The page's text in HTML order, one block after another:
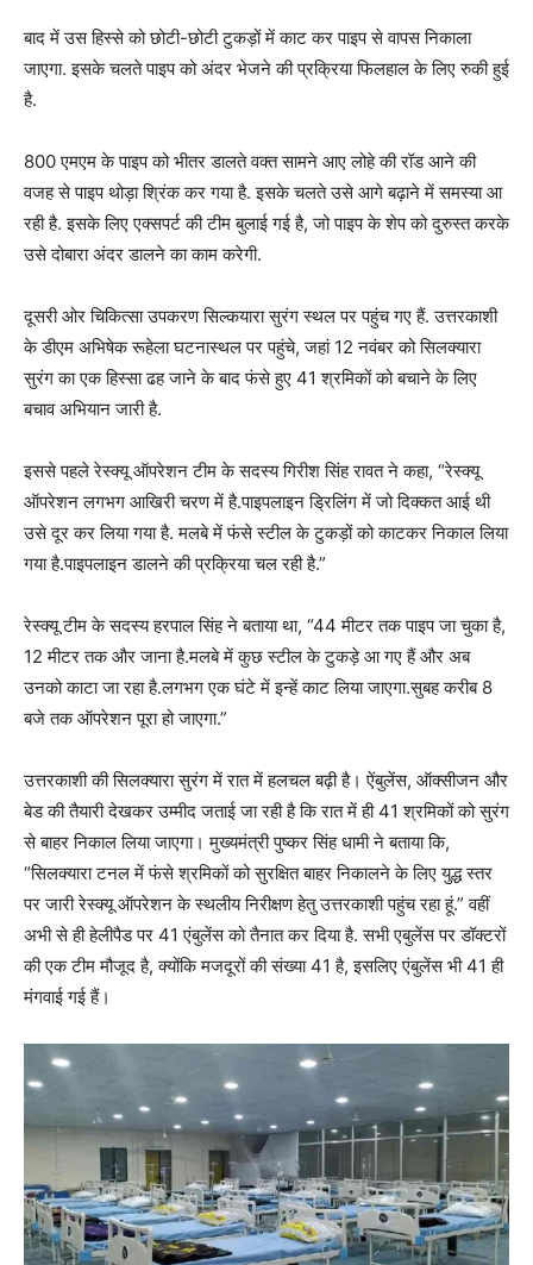
बाद में उस हिस्से को छोटी-छोटी टुकड़ों में काट कर पाइप से वापस निकाला
जाएगा. इसके चलते पाइप को अंदर भेजने की प्रक्रिया फिलहाल के लिए रुकी हुई
है.
800 एमएम के पाइप को भीतर डालते वक्त सामने आए लोहे की रॉड आने की
वजह से पाइप थोड़ा श्रिंक कर गया है. इसके चलते उसे आगे बढ़ाने में समस्या आ
रही है. इसके लिए एक्सपर्ट की टीम बुलाई गई है, जो पाइप के शेप को दुरुस्त करके
उसे दोबारा अंदर डालने का काम करेगी.
दूसरी ओर चिकित्सा उपकरण सिल्कयारा सुरंग स्थल पर पहुंच गए हैं. उत्तरकाशी
के डीएम अभिषेक रूहेला घटनास्थल पर पहुंचे, जहां 12 नवंबर को सिलक्यारा
सुरंग का एक हिस्सा ढह जाने के बाद फंसे हुए 41 श्रमिकों को बचाने के लिए
बचाव अभियान जारी है.
इससे पहले रेस्क्यू ऑपरेशन टीम के सदस्य गिरीश सिंह रावत ने कहा, “रेस्क्यू
ऑपरेशन लगभग आखिरी चरण में है.पाइपलाइन ड्रिलिंग में जो दिक्कत आई थी
उसे दूर कर लिया गया है. मलबे में फंसे स्टील के टुकड़ों को काटकर निकाल लिया
गया है.पाइपलाइन डालने की प्रक्रिया चल रही है.”
रेस्क्यू टीम के सदस्य हरपाल सिंह ने बताया था, “44 मीटर तक पाइप जा चुका है,
12 मीटर तक और जाना है.मलबे में कुछ स्टील के टुकड़े आ गए हैं और अब
उनको काटा जा रहा है.लगभग एक घंटे में इन्हें काट लिया जाएगा.सुबह करीब 8
बजे तक ऑपरेशन पूरा हो जाएगा.”
उत्तरकाशी की सिलक्यारा सुरंग में रात में हलचल बढ़ी है। ऐंबुलेंस, ऑक्सीजन और
बेड की तैयारी देखकर उम्मीद जताई जा रही है कि रात में ही 41 श्रमिकों को सुरंग
से बाहर निकाल लिया जाएगा। मुख्यमंत्री पुष्कर सिंह धामी ने बताया कि,
“सिलक्यारा टनल में फंसे श्रमिकों को सुरक्षित बाहर निकालने के लिए युद्ध स्तर
पर जारी रेस्क्यू ऑपरेशन के स्थलीय निरीक्षण हेतु उत्तरकाशी पहुंच रहा हूं.” वहीं
अभी से ही हेलीपैड पर 41 एंबुलेंस को तैनात कर दिया है. सभी एबुलेंस पर डॉक्टरों
की एक टीम मौजूद है, क्योंकि मजदूरों की संख्या 41 है, इसलिए एंबुलेंस भी 41 ही
मंगवाई गई हैं।